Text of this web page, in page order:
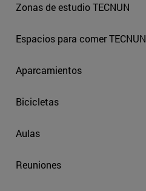
Zonas de estudio TECNUN
Espacios para comer TECNUN
Aparcamientos
Bicicletas
Aulas
Reuniones